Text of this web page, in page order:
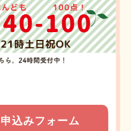
込みフォーム